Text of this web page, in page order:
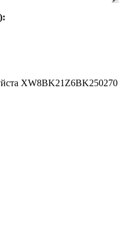
XW8BK21Z6BK250270